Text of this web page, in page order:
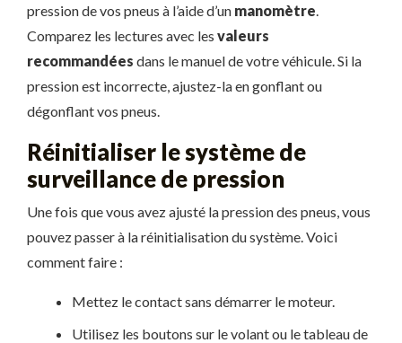
pression de vos pneus à l’aide d’un manomètre.
Comparez les lectures avec les valeurs
recommandées dans le manuel de votre véhicule. Si la
pression est incorrecte, ajustez-la en gonflant ou
dégonflant vos pneus.
Réinitialiser le système de
surveillance de pression
Une fois que vous avez ajusté la pression des pneus, vous
pouvez passer à la réinitialisation du système. Voici
comment faire :
Mettez le contact sans démarrer le moteur.
Utilisez les boutons sur le volant ou le tableau de